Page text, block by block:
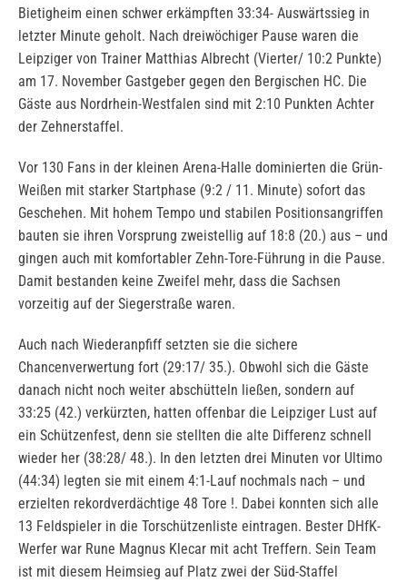
Bietigheim einen schwer erkämpften 33:34- Auswärtssieg in
letzter Minute geholt. Nach dreiwöchiger Pause waren die
Leipziger von Trainer Matthias Albrecht (Vierter/ 10:2 Punkte)
am 17. November Gastgeber gegen den Bergischen HC. Die
Gäste aus Nordrhein-Westfalen sind mit 2:10 Punkten Achter
der Zehnerstaffel.
Vor 130 Fans in der kleinen Arena-Halle dominierten die Grün-
Weißen mit starker Startphase (9:2 / 11. Minute) sofort das
Geschehen. Mit hohem Tempo und stabilen Positionsangriffen
bauten sie ihren Vorsprung zweistellig auf 18:8 (20.) aus – und
gingen auch mit komfortabler Zehn-Tore-Führung in die Pause.
Damit bestanden keine Zweifel mehr, dass die Sachsen
vorzeitig auf der Siegerstraße waren.
Auch nach Wiederanpfiff setzten sie die sichere
Chancenverwertung fort (29:17/ 35.). Obwohl sich die Gäste
danach nicht noch weiter abschütteln ließen, sondern auf
33:25 (42.) verkürzten, hatten offenbar die Leipziger Lust auf
ein Schützenfest, denn sie stellten die alte Differenz schnell
wieder her (38:28/ 48.). In den letzten drei Minuten vor Ultimo
(44:34) legten sie mit einem 4:1-Lauf nochmals nach – und
erzielten rekordverdächtige 48 Tore !. Dabei konnten sich alle
13 Feldspieler in die Torschützenliste eintragen. Bester DHfK-
Werfer war Rune Magnus Klecar mit acht Treffern. Sein Team
ist mit diesem Heimsieg auf Platz zwei der Süd-Staffel